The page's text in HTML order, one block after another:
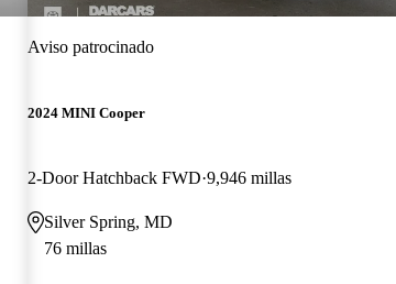
Aviso patrocinado
2024 MINI Cooper
2-Door Hatchback FWD 9,946 millas
Silver Spring, MD
76 millas